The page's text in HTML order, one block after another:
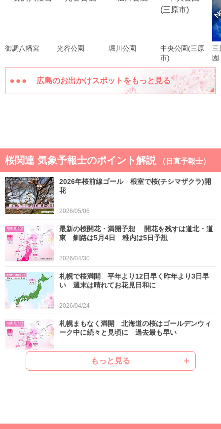
御調八幡宮 光谷公園 堀川公園
中央公園(三原
市)
三
園
広島のお出かけスポットをもっと見る
桜関連 気象予報士のポイント解説 （日直予報士）
もっと見る
2026年桜前線ゴール 根室で桜(チシマザクラ)開
花
2026/05/06
最新の桜開花・満開予想 開花を残すは道北・道
東 釧路は5月4日 稚内は5日予想
2026/04/30
札幌で桜満開 平年より12日早く昨年より3日早
い 週末は晴れてお花見日和に
2026/04/24
札幌まもなく満開 北海道の桜はゴールデンウィ
ーク中に続々と見頃に 過去最も早い
2026/04/22
ゴールデンウィークは晴れと雨が交互 晴れると
気象予報士の解説をもっと見る